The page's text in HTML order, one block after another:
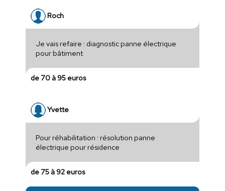
Roch
Je vais refaire : diagnostic panne électrique
pour bâtiment
de 70 à 95 euros
Yvette
Pour réhabilitation : résolution panne
électrique pour résidence
de 75 à 92 euros